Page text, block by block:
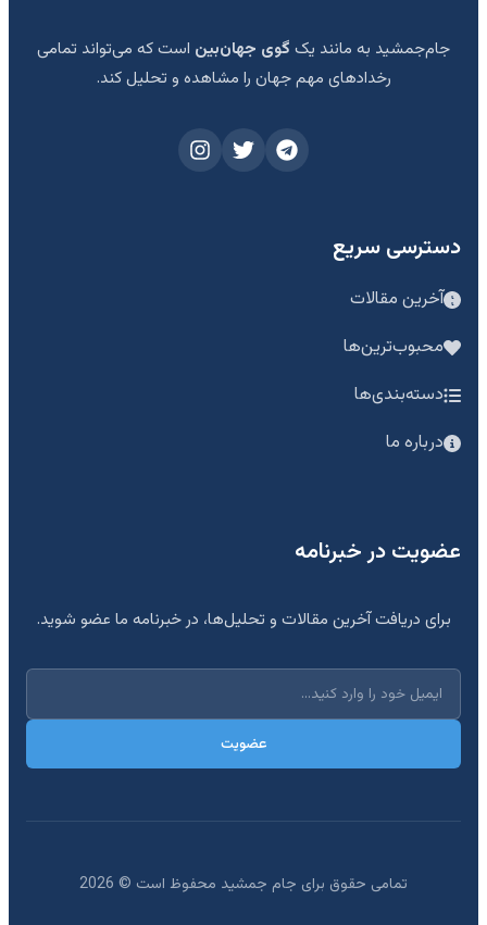
جام‌جمشید به مانند یک گوی جهان‌بین است که می‌تواند تمامی
رخدادهای مهم جهان را مشاهده و تحلیل کند.
دسترسی سریع
آخرین مقالات
محبوب‌ترین‌ها
دسته‌بندی‌ها
درباره ما
عضویت در خبرنامه
برای دریافت آخرین مقالات و تحلیل‌ها، در خبرنامه ما عضو شوید.
عضویت
تمامی حقوق برای جام جمشید محفوظ است © 2026